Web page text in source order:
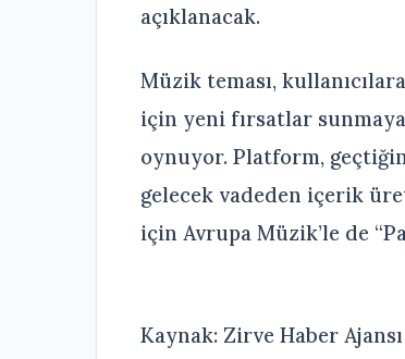
açıklanacak.
Müzik teması,
için yeni fırsatlar
oynuyor. Platform,
gelecek vadeden içerik
için Avrupa Müzik’le de
Kaynak: Zirve Haber